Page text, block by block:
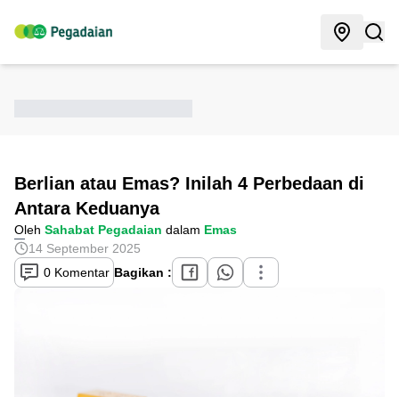
Berlian atau Emas? Inilah 4 Perbedaan di
Antara Keduanya
Oleh Sahabat Pegadaian dalam Emas
14 September 2025
0 Komentar Bagikan :